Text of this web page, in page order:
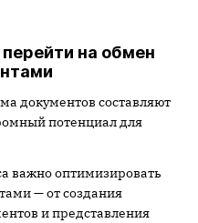
на обмен
документов составляют
потенциал для
важно оптимизировать
— от создания
и представления